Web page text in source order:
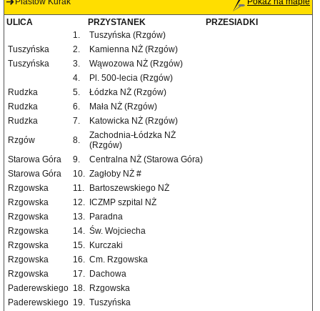
ULICA PRZYSTANEK
PRZESIADKI
1.
Tuszyńska (Rzgów)
Tuszyńska
2.
Kamienna NŻ (Rzgów)
Tuszyńska
3.
Wąwozowa NŻ (Rzgów)
4.
Pl. 500-lecia (Rzgów)
Rudzka
5.
Łódzka NŻ (Rzgów)
Rudzka
6.
Mała NŻ (Rzgów)
Rudzka
7.
Katowicka NŻ (Rzgów)
Rzgów
8.
Zachodnia-Łódzka NŻ
(Rzgów)
Starowa Góra
9.
Centralna NŻ (Starowa Góra)
Starowa Góra
10. Zagłoby NŻ #
Rzgowska
11.
Bartoszewskiego NŻ
Rzgowska
12.
ICZMP szpital NŻ
Rzgowska
13. Paradna
Rzgowska
14. Św. Wojciecha
Rzgowska
15. Kurczaki
Rzgowska
16. Cm. Rzgowska
Rzgowska
17. Dachowa
Paderewskiego 18. Rzgowska
Paderewskiego 19. Tuszyńska